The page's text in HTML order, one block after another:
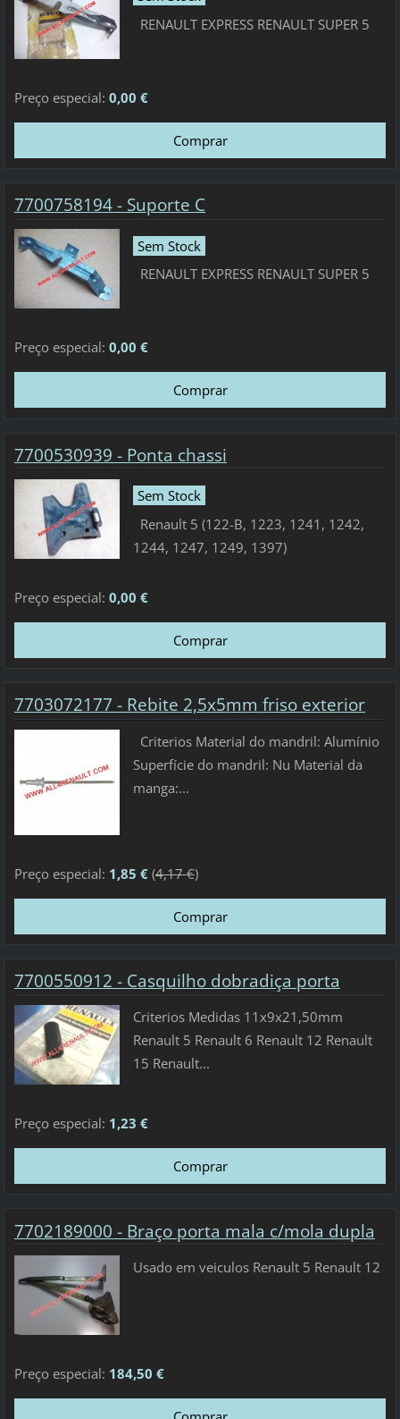
RENAULT EXPRESS RENAULT SUPER 5
Preço especial: 0,00 €
7700758194 - Suporte C
Sem Stock
RENAULT EXPRESS RENAULT SUPER 5
Preço especial: 0,00 €
7700530939 - Ponta chassi
Sem Stock
Renault 5 (122-B, 1223, 1241, 1242,
1244, 1247, 1249, 1397)
Preço especial: 0,00 €
7703072177 - Rebite 2,5x5mm friso exterior
Criterios Material do mandril: Alumínio
Superfície do mandril: Nu Material da
manga:...
Preço especial: 1,85 €(4,17 €)
7700550912 - Casquilho dobradiça porta
Criterios Medidas 11x9x21,50mm
Renault 5 Renault 6 Renault 12 Renault
15 Renault...
Preço especial: 1,23 €
7702189000 - Braço porta mala c/mola dupla
Usado em veiculos Renault 5 Renault 12
Preço especial: 184,50 €